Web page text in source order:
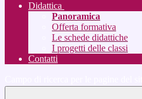
Didattica
Panoramica
Offerta formativa
Le schede didattiche
I progetti delle classi
Contatti